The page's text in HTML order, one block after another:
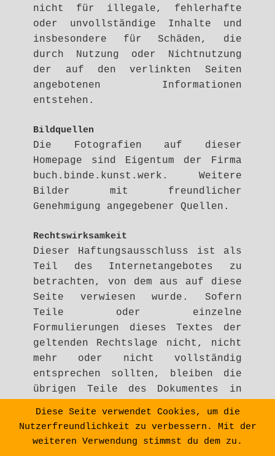
nicht für illegale, fehlerhafte
oder unvollständige Inhalte und
insbesondere für Schäden, die
durch Nutzung oder Nichtnutzung
der auf den verlinkten Seiten
angebotenen Informationen
entstehen.
Bildquellen
Die Fotografien auf dieser
Homepage sind Eigentum der Firma
buch.binde.kunst.werk. Weitere
Bilder mit freundlicher
Genehmigung angegebener Quellen.
Rechtswirksamkeit
Dieser Haftungsausschluss ist als
Teil des Internetangebotes zu
betrachten, von dem aus auf diese
Seite verwiesen wurde. Sofern
Teile oder einzelne
Formulierungen dieses Textes der
geltenden Rechtslage nicht, nicht
mehr oder nicht vollständig
entsprechen sollten, bleiben die
übrigen Teile des Dokumentes in
hiervon unberührt.
Diese Seite verwendet Cookies, um die
Nutzerfreundlichkeit zu verbessern. Mit der
weiteren Verwendung stimmst du dem zu.